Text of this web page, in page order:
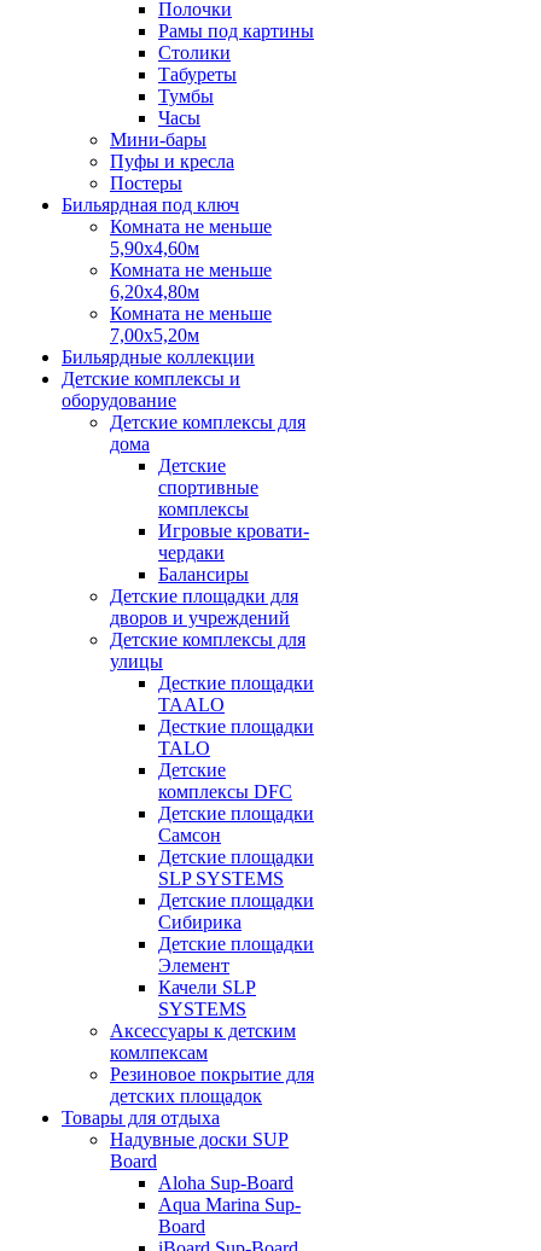
Полочки
Рамы под картины
Столики
Табуреты
Тумбы
Часы
Мини-бары
Пуфы и кресла
Постеры
Бильярдная под ключ
Комната не меньше
5,90х4,60м
Комната не меньше
6,20х4,80м
Комната не меньше
7,00х5,20м
Бильярдные коллекции
Детские комплексы и
оборудование
Детские комплексы для
дома
Детские
спортивные
комплексы
Игровые кровати-
чердаки
Балансиры
Детские площадки для
дворов и учреждений
Детские комплексы для
улицы
Десткие площадки
TAALO
Десткие площадки
TALO
Детские
комплексы DFC
Детские площадки
Самсон
Детские площадки
SLP SYSTEMS
Детские площадки
Сибирика
Детские площадки
Элемент
Качели SLP
SYSTEMS
Аксессуары к детским
комлпексам
Резиновое покрытие для
детских площадок
Товары для отдыха
Надувные доски SUP
Board
Aloha Sup-Board
Aqua Marina Sup-
Board